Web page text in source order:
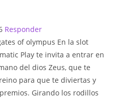
Responder
of olympus En la slot
Play te invita a entrar en
del dios Zeus, que te
para que te diviertas y
Girando los rodillos